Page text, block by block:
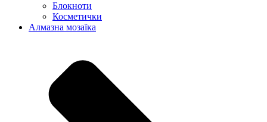
Блокноти
Косметички
Алмазна мозаїка